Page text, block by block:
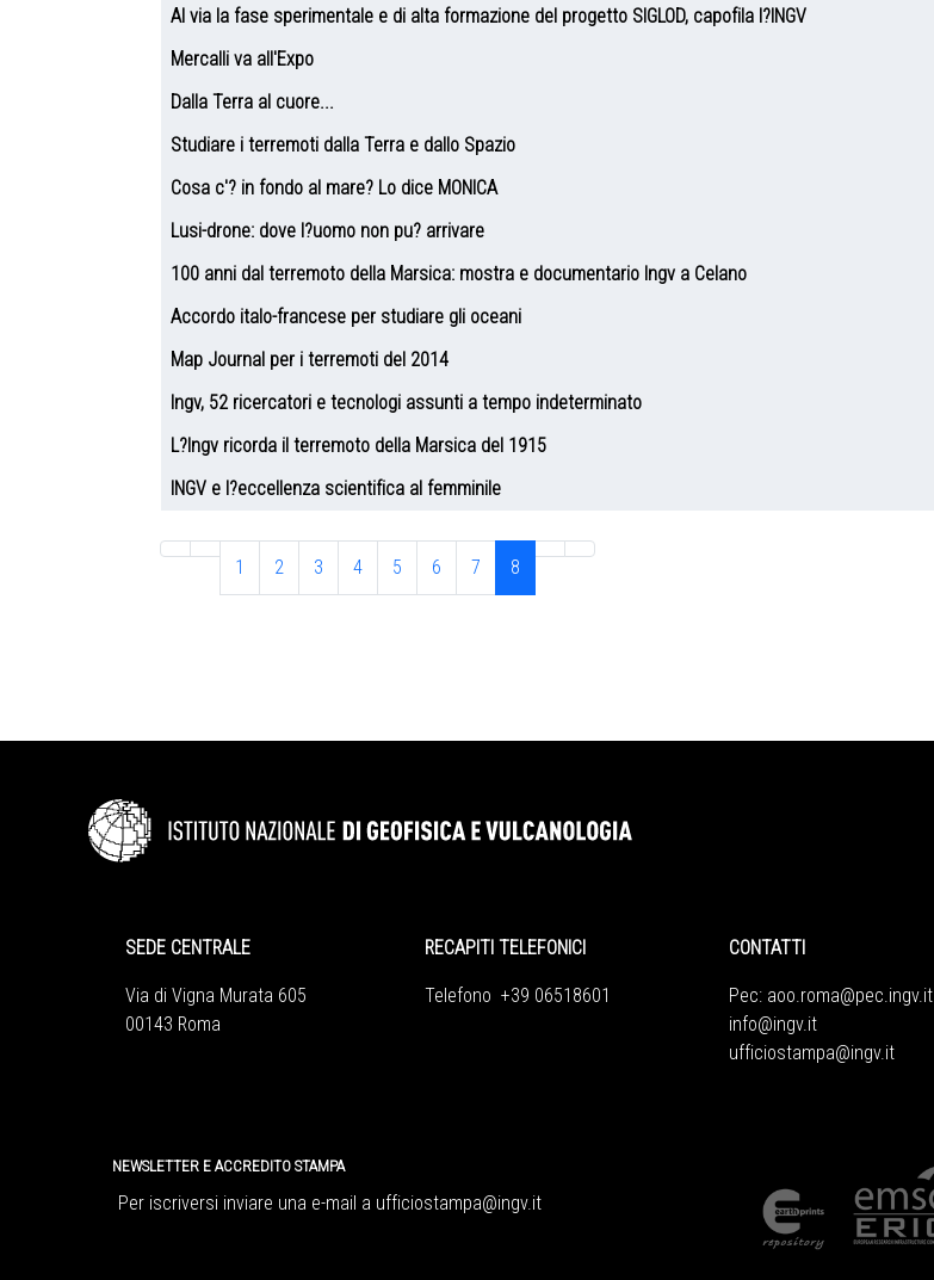
Al via la fase sperimentale e di alta formazione del progetto SIGLOD, capofila l?INGV
Mercalli va all'Expo
Dalla Terra al cuore...
Studiare i terremoti dalla Terra e dallo Spazio
Cosa c'? in fondo al mare? Lo dice MONICA
Lusi-drone: dove l?uomo non pu? arrivare
100 anni dal terremoto della Marsica: mostra e documentario Ingv a Celano
Accordo italo-francese per studiare gli oceani
Map Journal per i terremoti del 2014
Ingv, 52 ricercatori e tecnologi assunti a tempo indeterminato
L?Ingv ricorda il terremoto della Marsica del 1915
INGV e l?eccellenza scientifica al femminile
1 2 3 4 5 6 7 8
SEDE CENTRALE
Via di Vigna Murata 605
00143 Roma
RECAPITI TELEFONICI
Telefono +39 06518601
CONTATTI
Pec: aoo.roma@pec.ingv.it
info@ingv.it
ufficiostampa@ingv.it
NEWSLETTER E ACCREDITO STAMPA
Per iscriversi inviare una e-mail a ufficiostampa@ingv.it